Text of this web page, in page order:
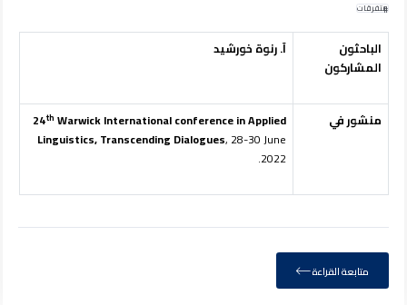
متفرقات
الباحثون
المشاركون
آ. رنوة خورشيد
منشور في 24th Warwick International conference in Applied
Linguistics, Transcending Dialogues, 28-30 June
2022.
متابعة القراءة